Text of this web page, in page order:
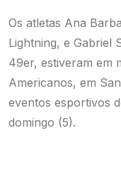
Os atletas Ana
Lightning, e Gabriel
49er, estiveram em
Americanos, em
eventos esportivos
domingo (5).